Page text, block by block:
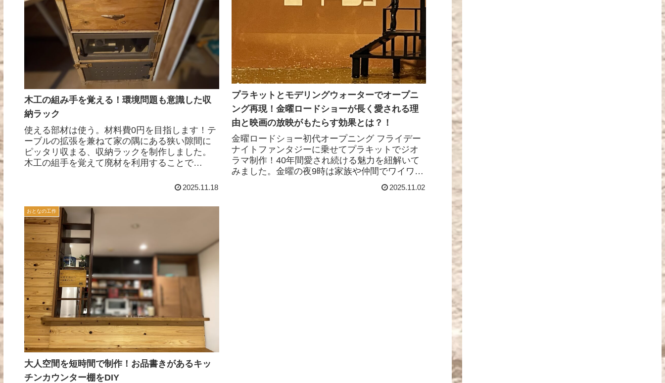
木工の組み手を覚える！環境問題も意識した収
納ラック
使える部材は使う。材料費0円を目指します！テ
ーブルの拡張を兼ねて家の隅にある狭い隙間に
ピッタリ収まる、収納ラックを制作しました。
木工の組手を覚えて廃材を利用することで
2025.11.18
プラキットとモデリングウォーターでオープニ
ング再現！金曜ロードショーが長く愛される理
由と映画の放映がもたらす効果とは？！
金曜ロードショー初代オープニング フライデー
ナイトファンタジーに乗せてプラキットでジオ
ラマ制作！40年間愛され続ける魅力を紐解いて
みました。金曜の夜9時は家族や仲間でワイワ
イ、ひとりでリラックスしながら映画を観よ
2025.11.02
おとなの工作
大人空間を短時間で制作！お品書きがあるキッ
チンカウンター棚をDIY